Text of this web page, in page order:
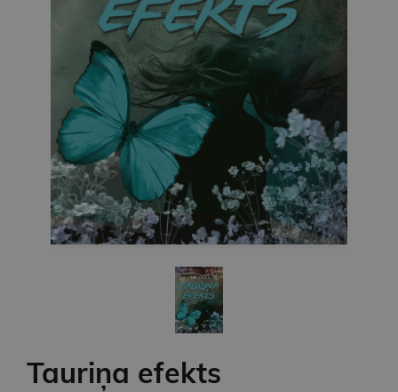
Tauriņa efekts